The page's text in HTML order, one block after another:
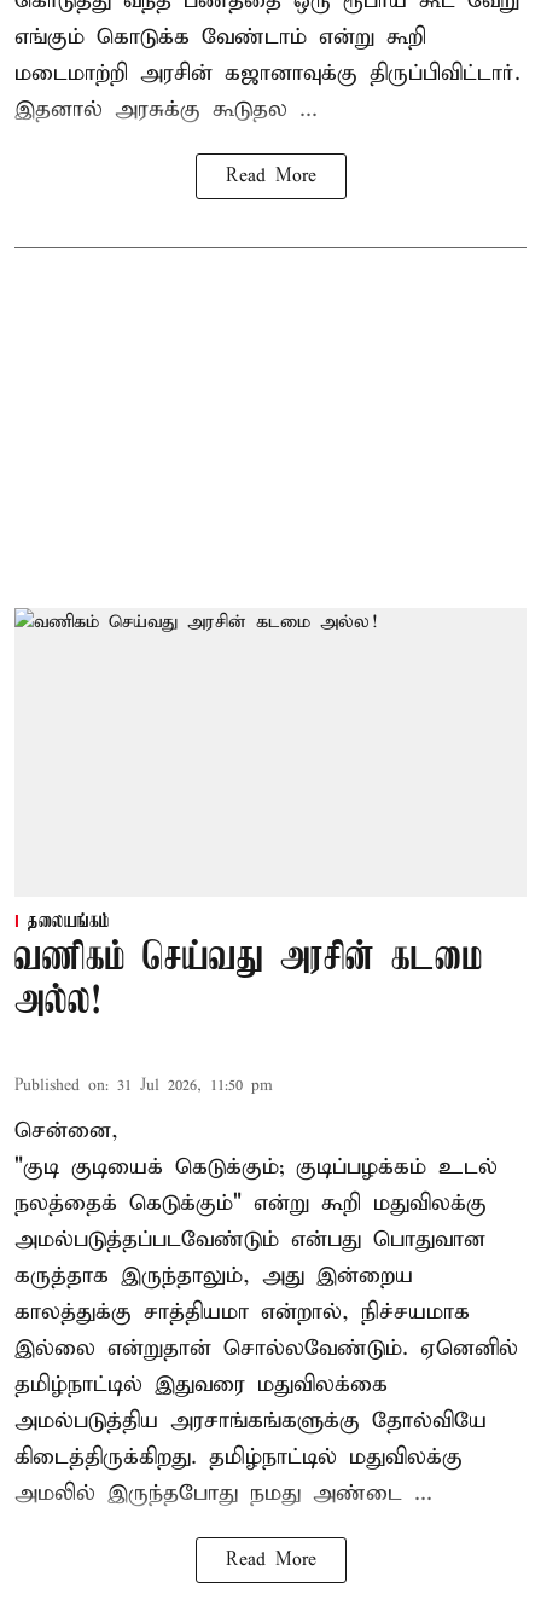
எங்கும் கொடுக்க வேண்டாம் என்று கூறி
மடைமாற்றி அரசின் கஜானாவுக்கு திருப்பிவிட்டார்.
இதனால் அரசுக்கு கூடுதல ...
Read More
தலையங்கம்
வணிகம் செய்வது அரசின் கடமை
அல்ல!
Published on: 31 Jul 2026, 11:50 pm
சென்னை,
"குடி குடியைக் கெடுக்கும்; குடிப்பழக்கம் உடல்
நலத்தைக் கெடுக்கும்" என்று கூறி மதுவிலக்கு
அமல்படுத்தப்படவேண்டும் என்பது பொதுவான
கருத்தாக இருந்தாலும், அது இன்றைய
காலத்துக்கு சாத்தியமா என்றால், நிச்சயமாக
இல்லை என்றுதான் சொல்லவேண்டும். ஏனெனில்
தமிழ்நாட்டில் இதுவரை மதுவிலக்கை
அமல்படுத்திய அரசாங்கங்களுக்கு தோல்வியே
கிடைத்திருக்கிறது. தமிழ்நாட்டில் மதுவிலக்கு
அமலில் இருந்தபோது நமது அண்டை ...
Read More